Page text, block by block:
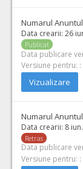
Numarul
Data crearii: 26
Publicat
Data publicare
Versiune pentru: :
Vizualizare
Numarul
Data crearii: 8
Retras
Data publicare
Versiune pentru: :